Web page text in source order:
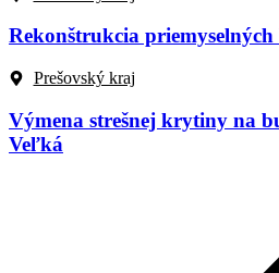
Rekonštrukcia
Prešovský kraj
Výmena strešnej krytiny na
Veľká